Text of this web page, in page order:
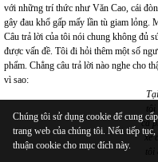
với những trí thức như Văn Cao, cái
gây đau khổ gấp mấy lần tù giam lỏng.
Câu trả lời của tôi nói chung không đủ
được vấn đề. Tôi đi hỏi thêm một số
phẩm. Chẳng câu trả lời nào nghe cho
vì sao:
cả
xe
Chúng tôi sử dụng cookie để cung
trang web của chúng tôi. Nếu tiếp
thuận cookie cho mục đích này.